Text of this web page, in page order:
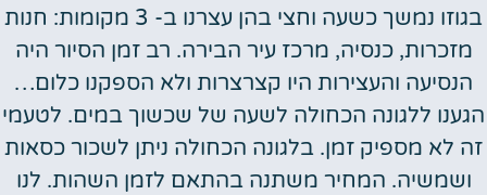
בגוזו נמשך כשעה וחצי בהן עצרנו ב- 3 מקומות: חנות
מזכרות, כנסיה, מרכז עיר הבירה. רב זמן הסיור היה
הנסיעה והעצירות היו קצרצרות ולא הספקנו כלום…
הגענו ללגונה הכחולה לשעה של שכשוך במים. לטעמי
זה לא מספיק זמן. בלגונה הכחולה ניתן לשכור כסאות
ושמשיה. המחיר משתנה בהתאם לזמן השהות. לנו